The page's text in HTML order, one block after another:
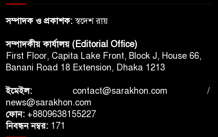
সম্পাদক ও প্রকাশক:স্বদেশ রায়
সম্পাদকীয় কার্যালয় (Editorial Office)
First Floor, Capita Lake Front, Block J, House 66,
Banani Road 18 Extension, Dhaka 1213
ইমেইল: contact@sarakhon.com /
news@sarakhon.com
ফোন: +8809638155227
নিবন্ধন নম্বর: 171